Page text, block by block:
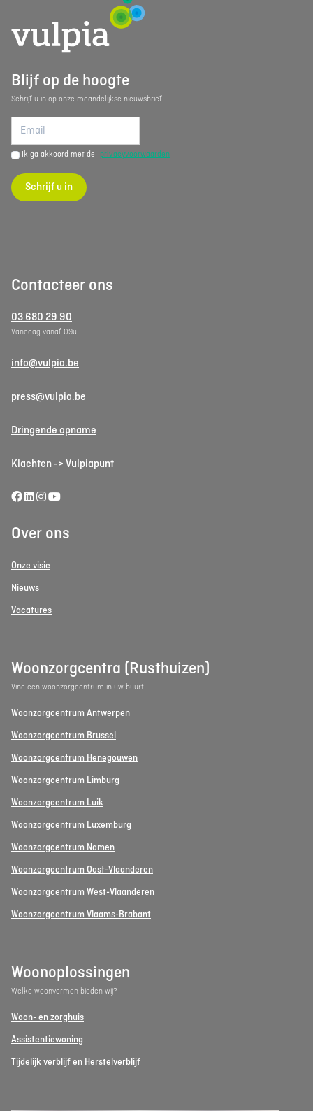
Blijf op de hoogte
Schrijf u in op onze maandelijkse nieuwsbrief
Ik ga akkoord met de privacyvoorwaarden
Schrijf u in
Contacteer ons
03 680 29 90
Vandaag vanaf 09u
info@vulpia.be
press@vulpia.be
Dringende opname
Klachten -> Vulpiapunt
Over ons
Onze visie
Nieuws
Vacatures
Woonzorgcentra (Rusthuizen)
Vind een woonzorgcentrum in uw buurt
Woonzorgcentrum Antwerpen
Woonzorgcentrum Brussel
Woonzorgcentrum Henegouwen
Woonzorgcentrum Limburg
Woonzorgcentrum Luik
Woonzorgcentrum Luxemburg
Woonzorgcentrum Namen
Woonzorgcentrum Oost-Vlaanderen
Woonzorgcentrum West-Vlaanderen
Woonzorgcentrum Vlaams-Brabant
Woonoplossingen
Welke woonvormen bieden wij?
Woon- en zorghuis
Assistentiewoning
Tijdelijk verblijf en Herstelverblijf